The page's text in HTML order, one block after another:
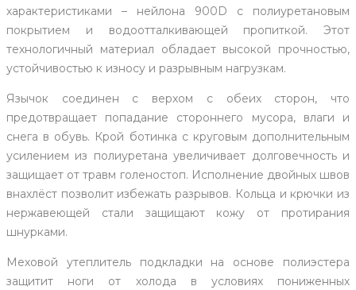
характеристиками – нейлона 900D с полиуретановым
покрытием и водоотталкивающей пропиткой. Этот
технологичный материал обладает высокой прочностью,
устойчивостью к износу и разрывным нагрузкам.
Язычок соединен с верхом с обеих сторон, что
предотвращает попадание стороннего мусора, влаги и
снега в обувь. Крой ботинка с круговым дополнительным
усилением из полиуретана увеличивает долговечность и
защищает от травм голеностоп. Исполнение двойных швов
внахлёст позволит избежать разрывов. Кольца и крючки из
нержавеющей стали защищают кожу от протирания
шнурками.
Меховой утеплитель подкладки на основе полиэстера
защитит ноги от холода в условиях пониженных